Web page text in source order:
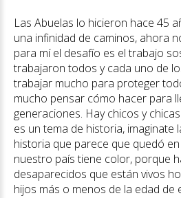
Las Abuelas lo hicieron hace 45
una infinidad de caminos, ahora
para mí el desafío es el trabajo
trabajaron todos y cada uno de
trabajar mucho para proteger
mucho pensar cómo hacer para
generaciones. Hay chicos y
es un tema de historia, imaginate
historia que parece que quedó
nuestro país tiene color, porque
desaparecidos que están vivos
hijos más o menos de la edad de